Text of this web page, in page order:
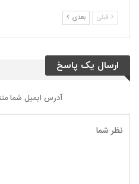
قبلی بعدی
ارسال یک پاسخ
آدرس ایمیل شما